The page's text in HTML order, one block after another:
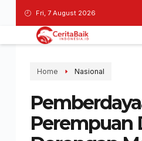
Fri, 7 August 2026
Home Nasional
Perempuan